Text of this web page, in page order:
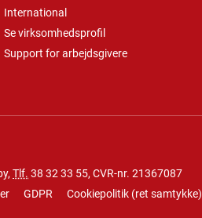
International
Se virksomhedsprofil
Support for arbejdsgivere
Tlf. 38 32 33 55, CVR-nr. 21367087
GDPR Cookiepolitik (ret samtykke)